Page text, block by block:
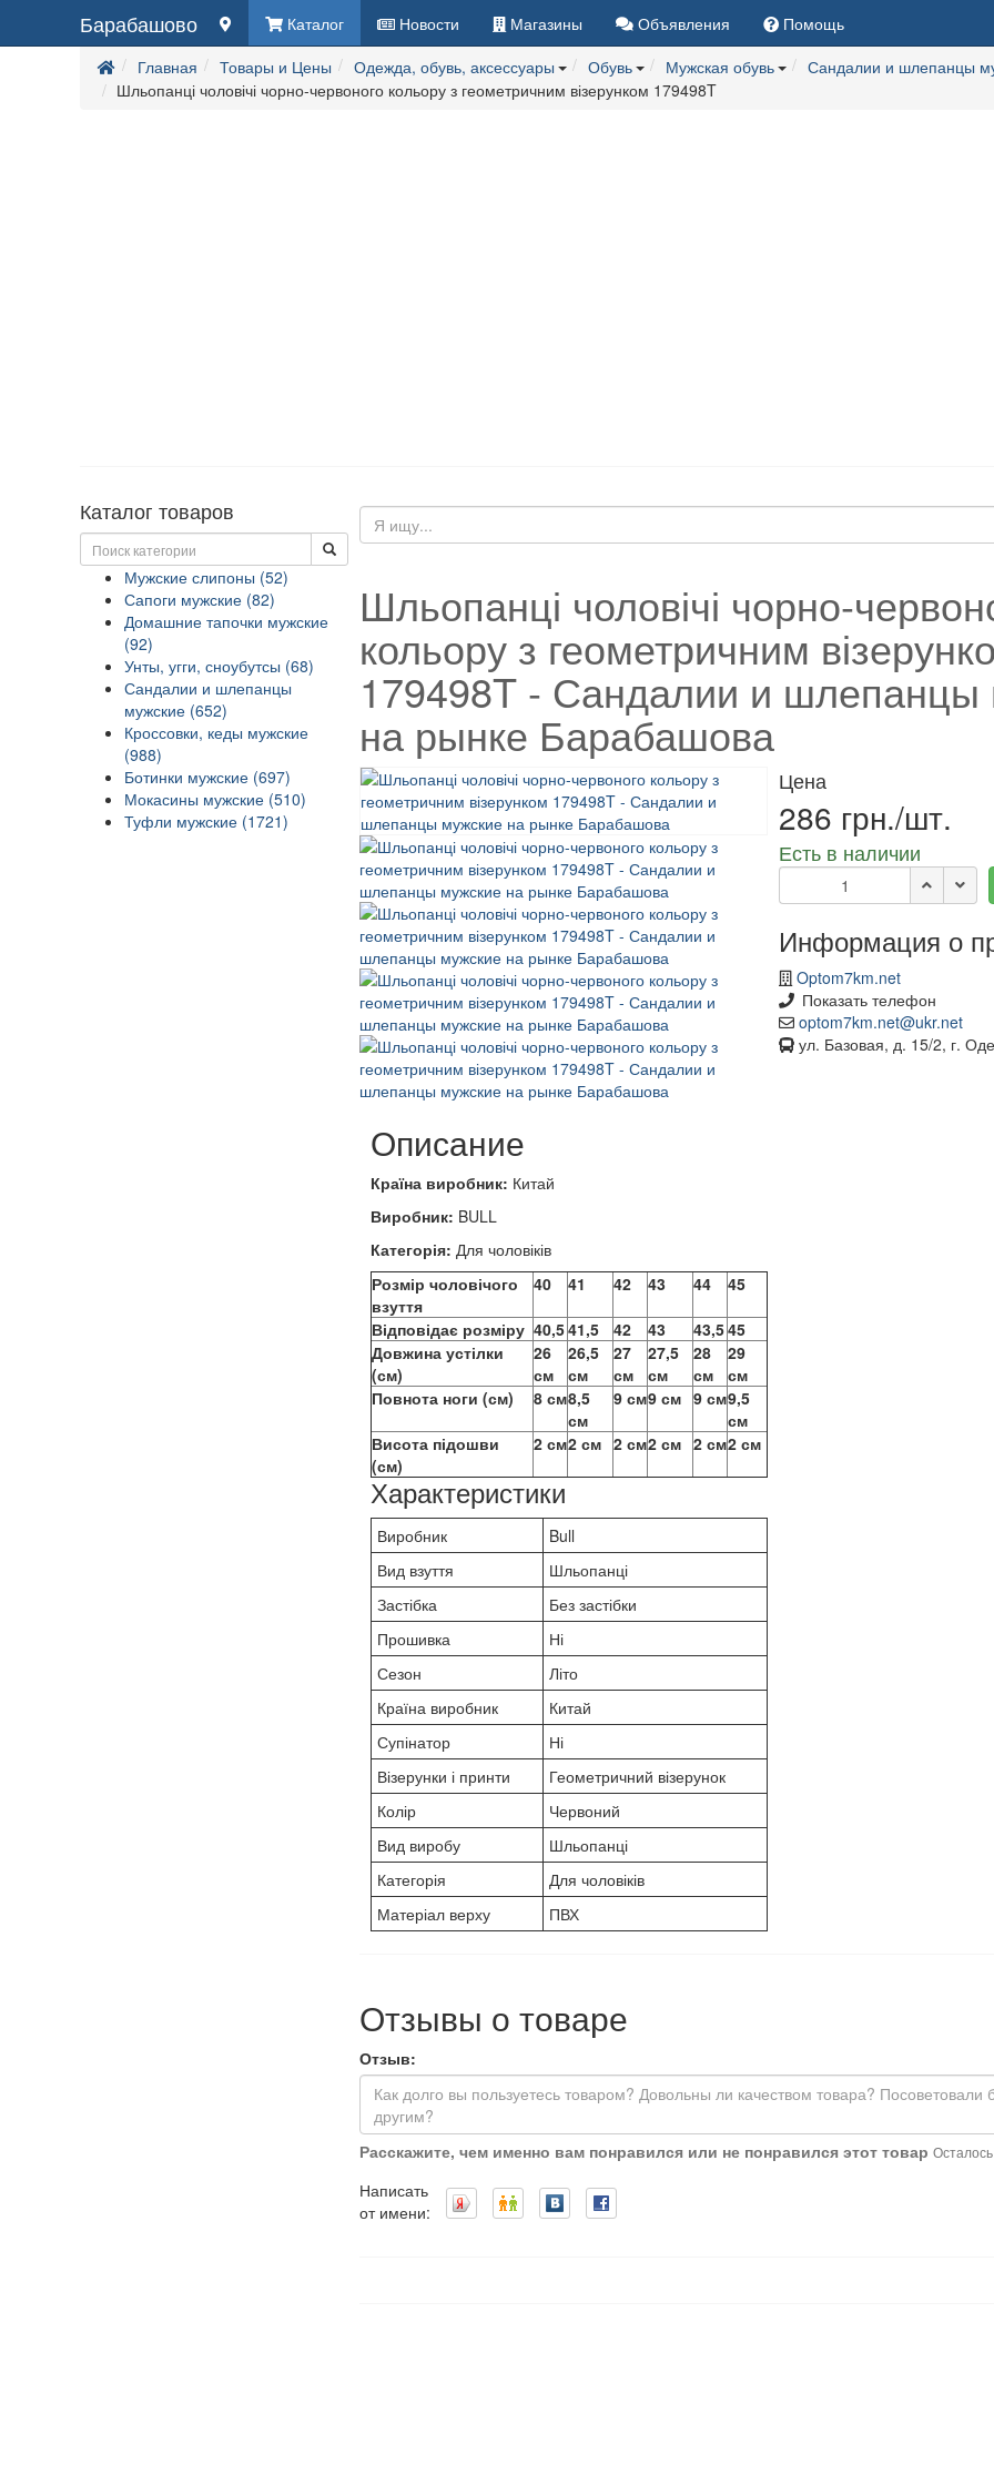
Барабашово Каталог Новости Магазины Объявления
Помощь
Главная
Товары и Цены Одежда, обувь, аксессуары Обувь Мужская обувь
Сандалии и шлепанцы
Шльопанці чоловічі чорно-червоного кольору з геометричним візерунком 179498T
Шльопанці чоловічі чорно-
кольору з геометричним
179498T - Сандалии и шлепанцы
на рынке Барабашова
Описание
Країна виробник: Китай
Виробник: BULL
Категорія: Для чоловіків
Розмір чоловічого
взуття
40 41 42 43 44 45
Відповідає розміру 40,541,5 42 43 43,545
Довжина устілки
(см)
26
см
26,5
см
27
см
27,5
см
28
см
29
см
Повнота ноги (см)
8 см8,5
см
9 см9 см 9 см9,5
см
Висота підошви
(см)
2 см2 см 2 см2 см 2 см2 см
Характеристики
Виробник
Bull
Вид взуття
Шльопанці
Застібка
Без застібки
Прошивка
Ні
Сезон
Літо
Країна виробник
Китай
Супінатор
Ні
Візерунки і принти
Геометричний візерунок
Колір
Червоний
Вид виробу
Шльопанці
Категорія
Для чоловіків
Матеріал верху
ПВХ
Цена
286 грн./шт.
Есть в наличии
Информация о
Optom7km.net
Показать телефон
optom7km.net@ukr.net
ул. Базовая, д. 15/2, г.
Отзывы о товаре
Отзыв:
Расскажите, чем именно вам понравился или не понравился этот товар
Написать
от имени:
Каталог товаров
Мужские слипоны (52)
Сапоги мужские (82)
Домашние тапочки мужские
(92)
Унты, угги, сноубутсы (68)
Сандалии и шлепанцы
мужские (652)
Кроссовки, кеды мужские
(988)
Ботинки мужские (697)
Мокасины мужские (510)
Туфли мужские (1721)